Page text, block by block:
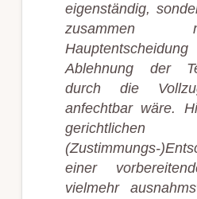
eigenständig,
Ablehnung der
durch die
anfechtbar wäre.
gerichtlichen
(Zustimmungs-
einer
vielmehr